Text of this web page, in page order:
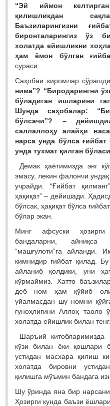
“Эй иймон
қилишликдан
Баъзиларингизни
биронталарингиз ўз
холатда ейишликни
ҳам ёмон бўлган
сураси.
Саҳобаи киромлар
нима”? “Биродарингни
бўладиган ишларини
Шунда саҳобалар:
бўлсачи”? –
саллаллоҳу алайҳи
нарса унда бўлса
унда тухмат қилган
Демак ҳаётимизда энг
эмасу, лекин фалончи ундақ
учрайди. “Ғийбат
ҳақиқат” – дейишади.
бўлсак, ҳақиқат бўлса
бўлар экан.
Минг афсуски
бандаларни,
“машғулоти”га айланди.
кимнидир ғийбат қилад.
айланиб қолдики, уни
кўрмаймиз. Хатто
деб ном ҳам қўйиб
уйалмасдан шу номни
гуноҳлигини Аллоҳ таоло
холатда ейишлик билан
Шаръий китобларимизда
кўзи билан ёки қошлари
устидан масхара қилиш
холатда бировни
қилишга мўъмин бандага
Шу ўринда яна бир
Ҳозирги кунда баъзи